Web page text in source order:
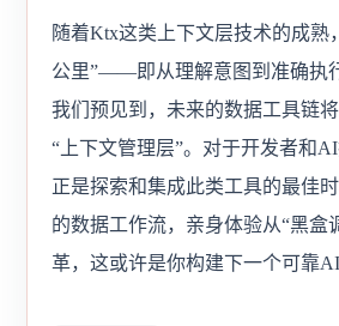
随着Ktx这类上下文层技术的成熟
公里”——即从理解意图到准确执
我们预见到，未来的数据工具链
“上下文管理层”。对于开发者和
正是探索和集成此类工具的最佳
的数据工作流，亲身体验从“黑盒
革，这或许是你构建下一个可靠